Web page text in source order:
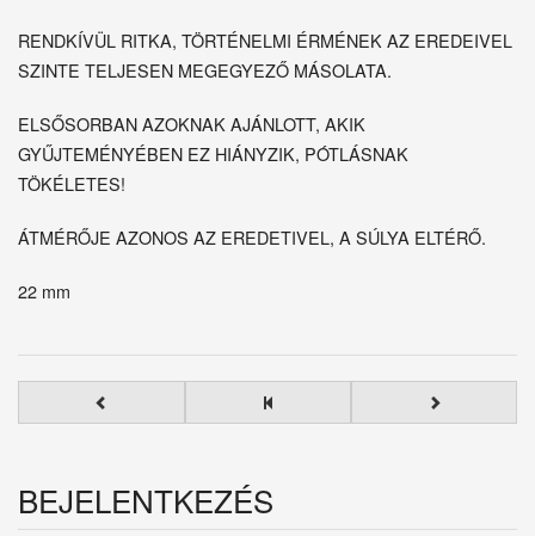
RENDKÍVÜL RITKA, TÖRTÉNELMI ÉRMÉNEK AZ EREDEIVEL
SZINTE TELJESEN MEGEGYEZŐ MÁSOLATA.
ELSŐSORBAN AZOKNAK AJÁNLOTT, AKIK
GYŰJTEMÉNYÉBEN EZ HIÁNYZIK, PÓTLÁSNAK
TÖKÉLETES!
ÁTMÉRŐJE AZONOS AZ EREDETIVEL, A SÚLYA ELTÉRŐ.
22 mm
BEJELENTKEZÉS